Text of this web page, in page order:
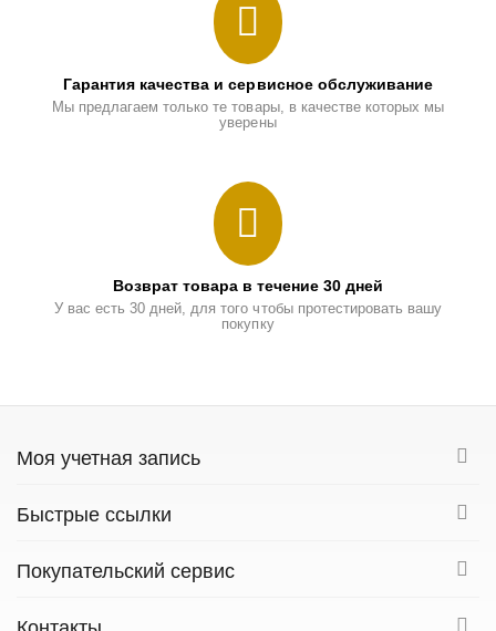
Гарантия качества и сервисное обслуживание
Мы предлагаем только те товары, в качестве которых мы
уверены
Возврат товара в течение 30 дней
У вас есть 30 дней, для того чтобы протестировать вашу
покупку
Моя учетная запись
Быстрые ссылки
Покупательский сервис